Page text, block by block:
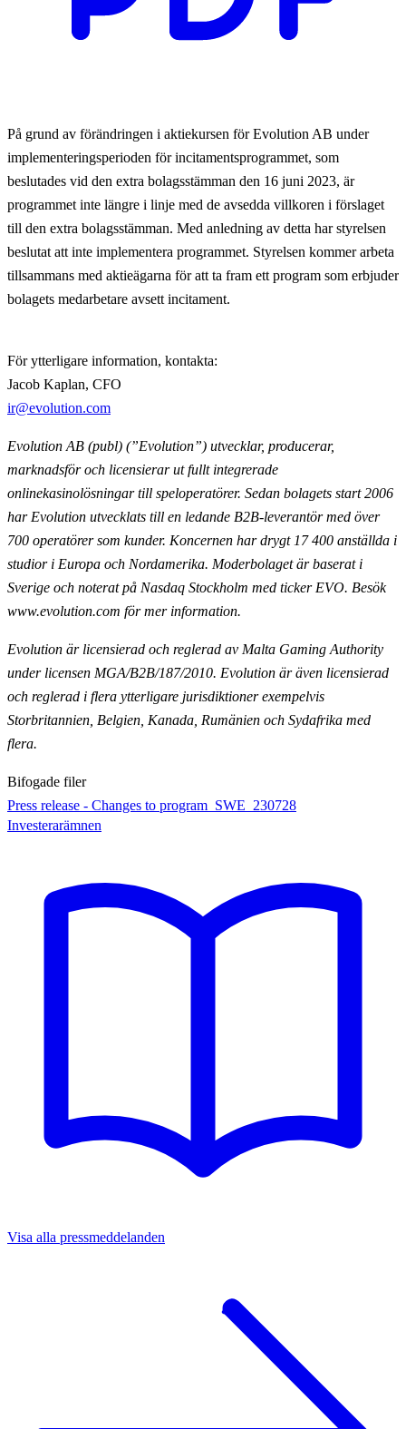
På grund av förändringen i aktiekursen för Evolution AB under
implementeringsperioden för incitamentsprogrammet, som
beslutades vid den extra bolagsstämman den 16 juni 2023, är
programmet inte längre i linje med de avsedda villkoren i förslaget
till den extra bolagsstämman. Med anledning av detta har styrelsen
beslutat att inte implementera programmet. Styrelsen kommer arbeta
tillsammans med aktieägarna för att ta fram ett program som erbjuder
bolagets medarbetare avsett incitament.
För ytterligare information, kontakta:
Jacob Kaplan, CFO
ir@evolution.com
Evolution AB (publ) (”Evolution”) utvecklar, producerar,
marknadsför och licensierar ut fullt integrerade
onlinekasinolösningar till speloperatörer. Sedan bolagets start 2006
har Evolution utvecklats till en ledande B2B-leverantör med över
700 operatörer som kunder. Koncernen har drygt 17 400 anställda i
studior i Europa och Nordamerika. Moderbolaget är baserat i
Sverige och noterat på Nasdaq Stockholm med ticker EVO. Besök
www.evolution.com för mer information.
Evolution är licensierad och reglerad av Malta Gaming Authority
under licensen MGA/B2B/187/2010. Evolution är även licensierad
och reglerad i flera ytterligare jurisdiktioner exempelvis
Storbritannien, Belgien, Kanada, Rumänien och Sydafrika med
flera.
Bifogade filer
Press release - Changes to program_SWE_230728
Investerarämnen
Visa alla pressmeddelanden